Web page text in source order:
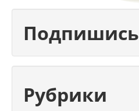
Подпишись
Рубрики